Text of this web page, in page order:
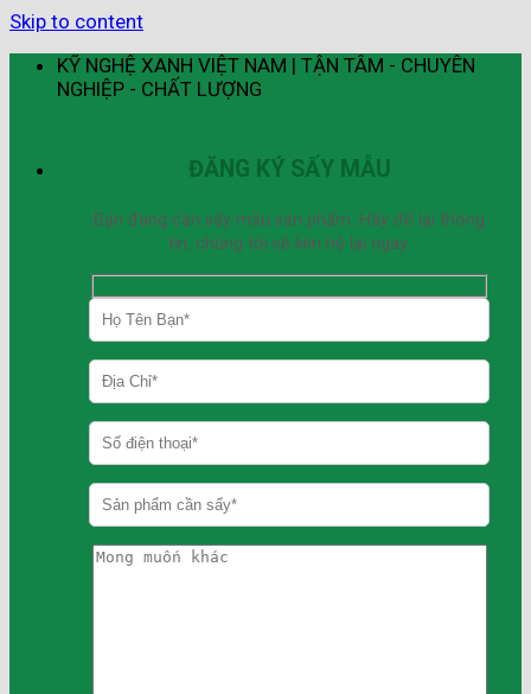
Skip to content
KỸ NGHỆ XANH VIỆT NAM | TẬN TÂM - CHUYÊN
NGHIỆP - CHẤT LƯỢNG
ĐĂNG KÝ SẤY MẪU
Bạn đang cần sấy mẫu sản phẩm. Hãy để lại thông
tin, chúng tôi sẽ liên hệ lại ngay.